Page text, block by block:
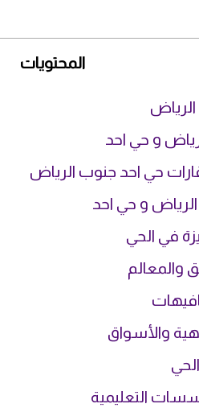
المحتويات
و حي احد
حي احد جنوب الرياض
الرياض و حي احد
في الحي
والمعالم
والأسواق
التعليمية